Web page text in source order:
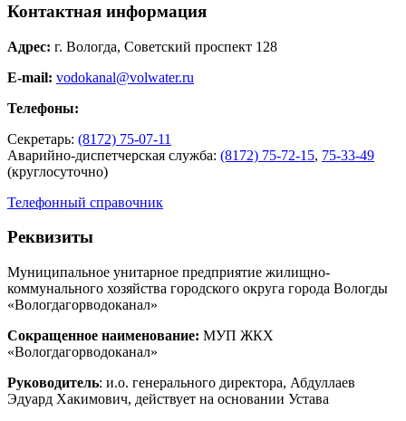
Контактная информация
Адрес: г. Вологда, Советский проспект 128
E-mail: vodokanal@volwater.ru
Телефоны:
Секретарь: (8172) 75-07-11
Аварийно-диспетчерская служба: (8172) 75-72-15, 75-33-49
(круглосуточно)
Телефонный справочник
Реквизиты
Муниципальное унитарное предприятие жилищно-
коммунального хозяйства городского округа города Вологды
«Вологдагорводоканал»
Сокращенное наименование: МУП ЖКХ
«Вологдагорводоканал»
Руководитель: и.о. генерального директора, Абдуллаев
Эдуард Хакимович, действует на основании Устава